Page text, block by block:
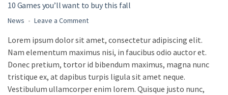
10 Games you’ll want to buy this fall
News Leave a Comment
Lorem ipsum dolor sit amet, consectetur adipiscing elit.
Nam elementum maximus nisi, in faucibus odio auctor et.
Donec pretium, tortor id bibendum maximus, magna nunc
tristique ex, at dapibus turpis ligula sit amet neque.
Vestibulum ullamcorper enim lorem. Quisque justo nunc,